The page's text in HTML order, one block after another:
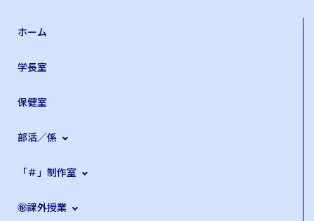
ホーム
学長室
保健室
部活／係
「＃」制作室
㊙課外授業